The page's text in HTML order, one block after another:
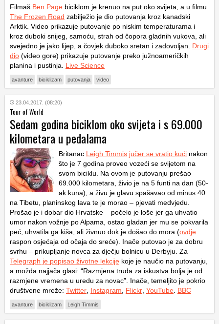
Filmaš Ben Page biciklom je krenuo na put oko svijeta, a u filmu
The Frozen Road zabilježio je dio putovanja kroz kanadski
Arktik. Video prikazuje putovanje po niskim temperaturama i
kroz duboki snijeg, samoću, strah od čopora gladnih vukova, ali
svejedno je jako lijep, a čovjek duboko sretan i zadovoljan. Drugi
dio (video gore) prikazuje putovanje preko južnoameričkih
planina i pustinja. Live Science
avanture biciklizam putovanja video
23.04.2017. (08:20)
Tour of World
Sedam godina biciklom oko svijeta i s 69.000
kilometara u pedalama
Britanac Leigh Timmis jučer se vratio kući nakon
što je 7 godina proveo vozeći se svijetom na
svom biciklu. Na ovom je putovanju prešao
69.000 kilometara, živio je na 5 funti na dan (50-
ak kuna), a živu je glavu spašavao od minus 40
na Tibetu, planinskog lava te je morao – pjevati medvjedu.
Prošao je i dobar dio Hrvatske – počelo je loše jer ga uhvatio
umor nakon vožnje po Alpama, ostao gladan jer mu se pokvarila
peć, uhvatila ga kiša, ali živnuo dok je došao do mora (ovdje
raspon osjećaja od očaja do sreće). Inače putovao je za dobru
svrhu – prikupljanje novca za dječju bolnicu u Derbyju. Za
Telegraph je popisao životne lekcije koje je naučio na putovanju,
a možda najjača glasi: “Razmjena truda za iskustva bolja je od
razmjene vremena u uredu za novac”. Inače, temeljito je pokrio
društvene mreže: Twitter, Instagram, Flickr, YouTube. BBC
avanture biciklizam Leigh Timmis